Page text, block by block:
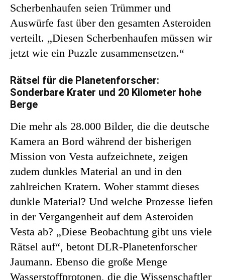
Scherbenhaufen seien Trümmer und
Auswürfe fast über den gesamten Asteroiden
verteilt. „Diesen Scherbenhaufen müssen wir
jetzt wie ein Puzzle zusammensetzen.“
Rätsel für die Planetenforscher:
Sonderbare Krater und 20 Kilometer hohe
Berge
Die mehr als 28.000 Bilder, die die deutsche
Kamera an Bord während der bisherigen
Mission von Vesta aufzeichnete, zeigen
zudem dunkles Material an und in den
zahlreichen Kratern. Woher stammt dieses
dunkle Material? Und welche Prozesse liefen
in der Vergangenheit auf dem Asteroiden
Vesta ab? „Diese Beobachtung gibt uns viele
Rätsel auf“, betont DLR-Planetenforscher
Jaumann. Ebenso die große Menge
Wasserstoffprotonen, die die Wissenschaftler